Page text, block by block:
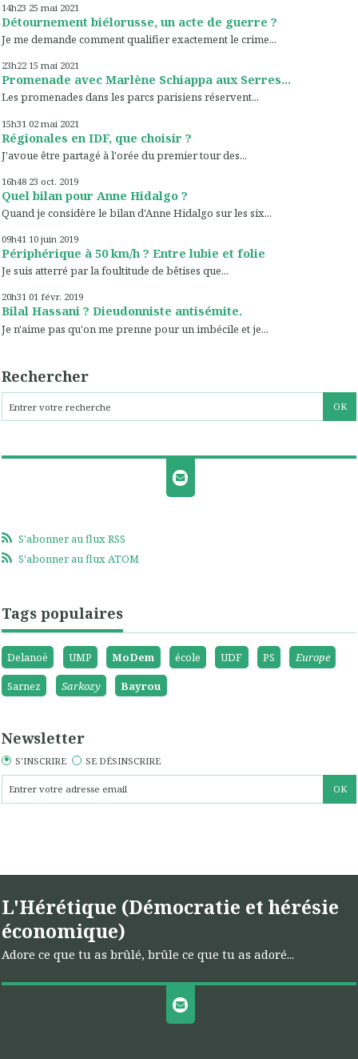
14h23 25 mai 2021
Détournement biélorusse, un acte de guerre ?
Je me demande comment qualifier exactement le crime...
23h22 15 mai 2021
Promenade avec Marlène Schiappa aux Serres...
Les promenades dans les parcs parisiens réservent...
15h31 02 mai 2021
Régionales en IDF, que choisir ?
J'avoue être partagé à l'orée du premier tour des...
16h48 23 oct. 2019
Quel bilan pour Anne Hidalgo ?
Quand je considère le bilan d'Anne Hidalgo sur les six...
09h41 10 juin 2019
Périphérique à 50 km/h ? Entre lubie et folie
Je suis atterré par la foultitude de bêtises que...
20h31 01 févr. 2019
Bilal Hassani ? Dieudonniste antisémite.
Je n'aime pas qu'on me prenne pour un imbécile et je...
Rechercher
S'abonner au flux RSS
S'abonner au flux ATOM
Tags populaires
Delanoë UMP MoDem école UDF PS
Europe
Sarnez
Sarkozy Bayrou
Newsletter
S'INSCRIRE SE DÉSINSCRIRE
L'Hérétique (Démocratie et hérésie
économique)
Adore ce que tu as brûlé, brûle ce que tu as adoré...